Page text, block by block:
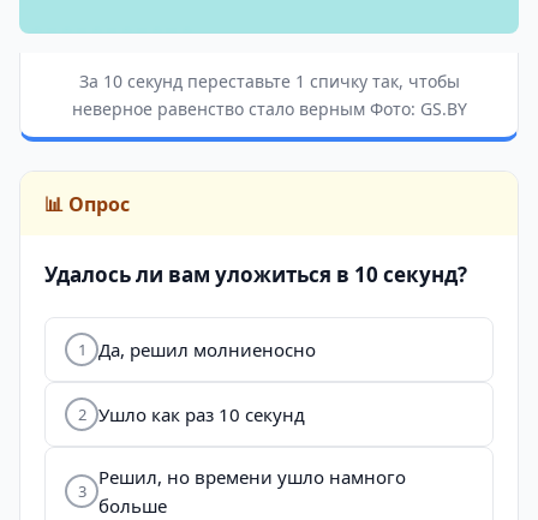
За 10 секунд переставьте 1 спичку так, чтобы
неверное равенство стало верным Фото: GS.BY
📊 Опрос
Удалось ли вам уложиться в 10 секунд?
1 Да, решил молниеносно
2 Ушло как раз 10 секунд
3
Решил, но времени ушло намного
больше